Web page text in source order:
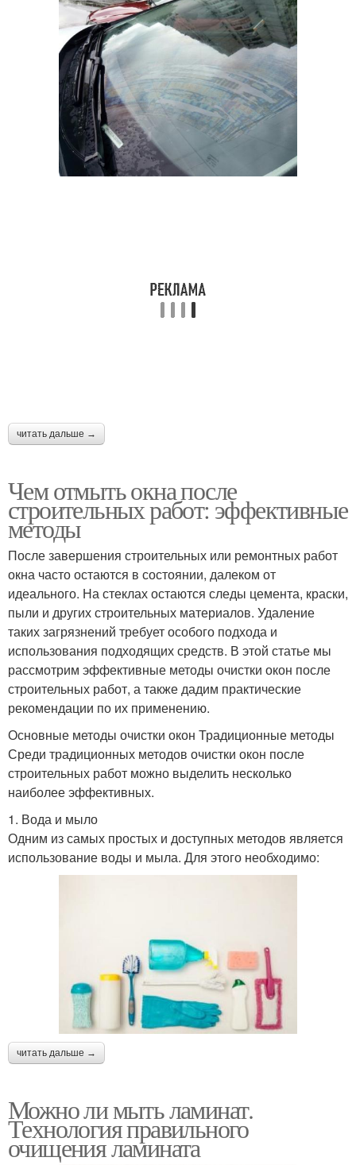
читать дальше →
Чем отмыть окна после
строительных работ: эффективные
методы
После завершения строительных или ремонтных работ
окна часто остаются в состоянии, далеком от
идеального. На стеклах остаются следы цемента, краски,
пыли и других строительных материалов. Удаление
таких загрязнений требует особого подхода и
использования подходящих средств. В этой статье мы
рассмотрим эффективные методы очистки окон после
строительных работ, а также дадим практические
рекомендации по их применению.
Основные методы очистки окон Традиционные методы
Среди традиционных методов очистки окон после
строительных работ можно выделить несколько
наиболее эффективных.
1. Вода и мыло
Одним из самых простых и доступных методов является
использование воды и мыла. Для этого необходимо:
читать дальше →
Можно ли мыть ламинат.
Технология правильного
очищения ламината